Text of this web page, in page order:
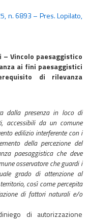
n. 6893 – Pres. Lopilato,
Vincolo paesaggistico
ai fini paesaggistici
di rilevanza
dalla presenza in loco di
accessibili da un comune
edilizio interferente con i
della percezione del
paesaggistica che deve
osservatore che guardi i
grado di attenzione al
così come percepita
di fattori naturali e/o
di autorizzazione